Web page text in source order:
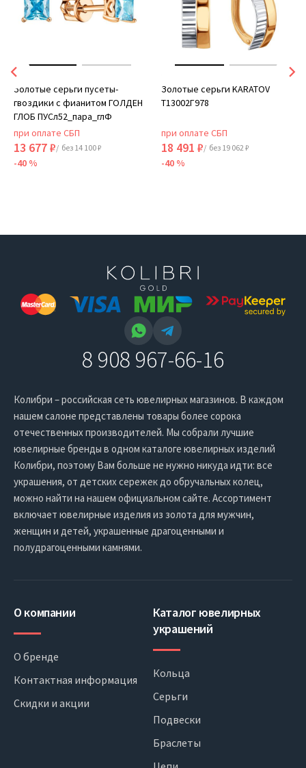
Золотые серьги пусеты-
гвоздики с фианитом ГОЛДЕН
ГЛОБ ПУСл52_пара_глФ
при оплате СБП
13 677 ₽/ без 14 100 ₽
-40 %
Золотые серьги KARATOV
Т13002Г978
при оплате СБП
18 491 ₽/ без 19 062 ₽
-40 %
8 908 967-66-16
Колибри – российская сеть ювелирных магазинов. В каждом
нашем салоне представлены товары более сорока
отечественных производителей. Мы собрали лучшие
ювелирные бренды в одном каталоге ювелирных изделий
Колибри, поэтому Вам больше не нужно никуда идти: все
украшения, от детских сережек до обручальных колец,
можно найти на нашем официальном сайте. Ассортимент
включает ювелирные изделия из золота для мужчин,
женщин и детей, украшенные драгоценными и
полудрагоценными камнями.
О компании
О бренде
Контактная информация
Скидки и акции
Каталог ювелирных
украшений
Кольца
Серьги
Подвески
Браслеты